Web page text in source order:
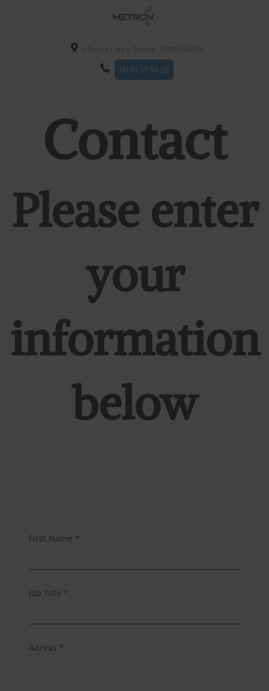
5 Route De La Bonde MASSY
09 74 56 94 29
Contact
Please enter
your
information
below
First Name *
Job Title *
Adress *